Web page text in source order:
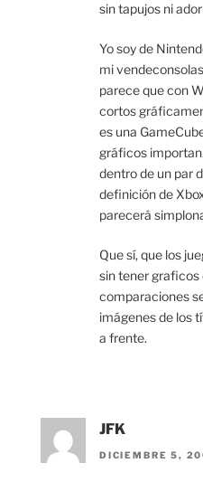
sin tapujos ni
Yo soy de
mi
parece que con
cortos
es una
gráficos
dentro de un par
definición de
parecerá
Que sí, que los
sin tener graficos
comparaciones
imágenes de los
a frente.
JFK
DICIEMBRE 5,